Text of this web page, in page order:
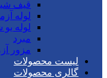
قیف
لوله
لوله
مبرد
مزور
لیست محصولات
گالری محصولات